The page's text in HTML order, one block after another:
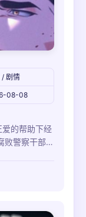
/ 剧情
08-08
的帮助下经
败警察干部金
的暴力也一